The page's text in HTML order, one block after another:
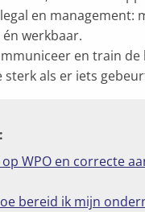
en management:
werkbaar.
en train de
sterk als er iets
WPO en correcte
bereid ik mijn